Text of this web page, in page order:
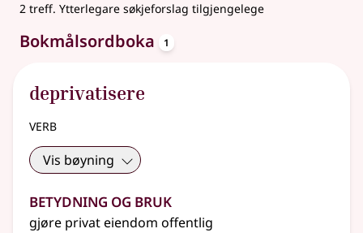
2 treff. Ytterlegare søkjeforslag tilgjengelege
Bokmålsordboka 1
deprivatisere
verb
Vis bøyning
Betydning og bruk
gjøre privat eiendom offentlig